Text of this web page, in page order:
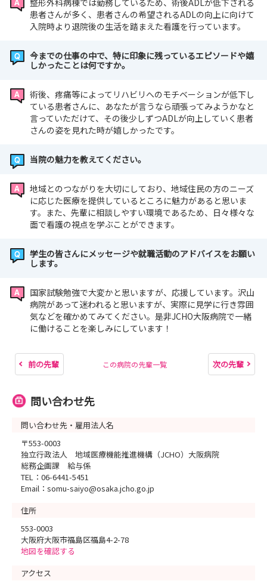
整形外科病棟では勤務しているため、術後ADLが低下される
患者さんが多く、患者さんの希望されるADLの向上に向けて
入院時より退院後の生活を踏まえた看護を行っています。
今までの仕事の中で、特に印象に残っているエピソードや嬉
しかったことは何ですか。
術後、疼痛等によってリハビリへのモチベーションが低下し
ている患者さんに、あなたが言うなら頑張ってみようかなと
言っていただけて、その後少しずつADLが向上していく患者
さんの姿を見れた時が嬉しかったです。
当院の魅力を教えてください。
地域とのつながりを大切にしており、地域住民の方のニーズ
に応じた医療を提供しているところに魅力があると思いま
す。また、先輩に相談しやすい環境であるため、日々様々な
面で看護の視点を学ぶことができます。
学生の皆さんにメッセージや就職活動のアドバイスをお願い
します。
国家試験勉強で大変かと思いますが、応援しています。沢山
病院があって迷われると思いますが、実際に見学に行き雰囲
気などを確かめてみてください。是非JCHO大阪病院で一緒
に働けることを楽しみにしています！
前の先輩 この病院の先輩一覧 次の先輩
問い合わせ先
問い合わせ先・雇用法人名
〒553-0003
独立行政法人 地域医療機能推進機構（JCHO）大阪病院
総務企画課 給与係
TEL：06-6441-5451
Email：somu-saiyo@osaka.jcho.go.jp
住所
553-0003
大阪府大阪市福島区福島4-2-78
地図を確認する
アクセス